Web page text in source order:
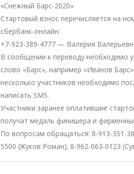
«Снежный Барс-2020»
Стартовый взнос перечисляется на
сбербанк-онлайн:
+7-923-389-4777 — Валерия
В сообщении к переводу необходимо
слово «Барс», например «Иванов
несколько участников необходимо
написать SMS.
Участники заранее оплатившие
получат медаль финишера и
По вопросам обращаться: 8-913-351-
5500 (Жуков Роман); 8-962-063-0123